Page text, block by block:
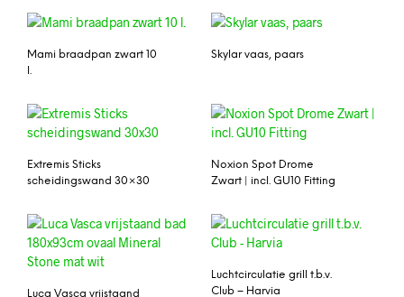
Mami braadpan zwart 10
l.
Skylar vaas, paars
Extremis Sticks
scheidingswand 30×30
Noxion Spot Drome
Zwart | incl. GU10 Fitting
Luca Vasca vrijstaand
Luchtcirculatie grill t.b.v.
Club – Harvia